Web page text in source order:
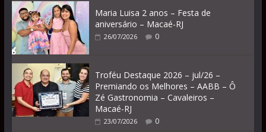
Maria Luisa 2 anos – Festa de
aniversário – Macaé-RJ
26/07/2026 0
Troféu Destaque 2026 – jul/26 –
Premiando os Melhores – AABB – Ô
Zé Gastronomia – Cavaleiros –
Macaé-RJ
23/07/2026 0